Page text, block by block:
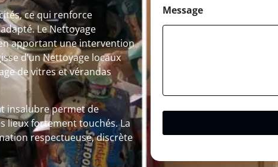
ce qui renforce
Le Nettoyage
apportant une intervention
d’un Nettoyage locaux
de vitres et vérandas
insalubre permet de
lieux fortement touchés. La
respectueuse, discrète
Message